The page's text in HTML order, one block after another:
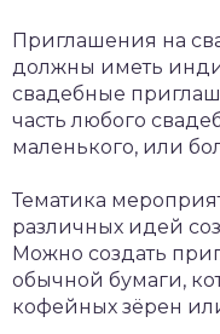
Приглашения на
должны иметь
свадебные
часть любого
маленького, или
Тематика
различных идей
Можно создать
обычной бумаги,
кофейных зёрен